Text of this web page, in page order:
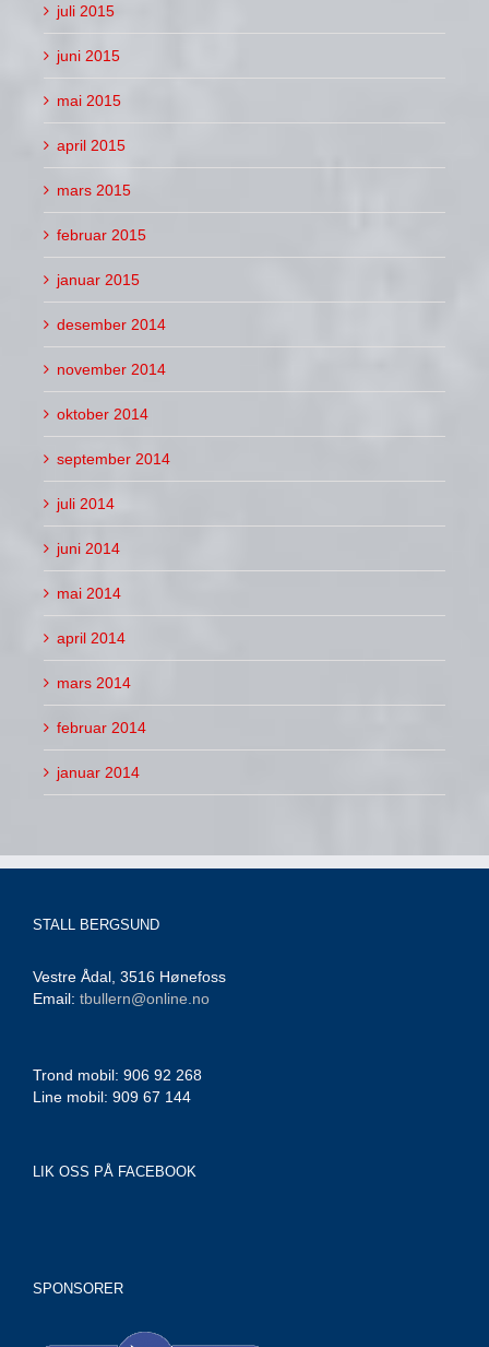
juli 2015
juni 2015
mai 2015
april 2015
mars 2015
februar 2015
januar 2015
desember 2014
november 2014
oktober 2014
september 2014
juli 2014
juni 2014
mai 2014
april 2014
mars 2014
februar 2014
januar 2014
STALL BERGSUND
Vestre Ådal, 3516 Hønefoss
Email: tbullern@online.no
Trond mobil: 906 92 268
Line mobil: 909 67 144
LIK OSS PÅ FACEBOOK
SPONSORER